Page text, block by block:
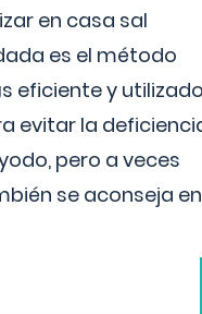
en casa sal
es el método
eficiente y utilizado
evitar la
pero a veces
se aconseja en